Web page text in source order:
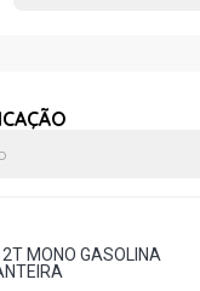
MONO GASOLINA